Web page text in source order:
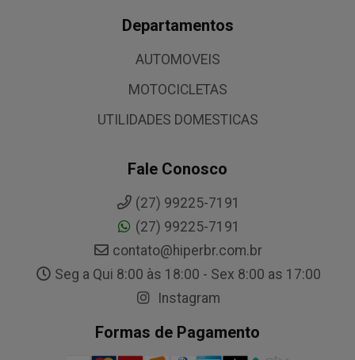
Departamentos
AUTOMOVEIS
MOTOCICLETAS
UTILIDADES DOMESTICAS
Fale Conosco
(27) 99225-7191
(27) 99225-7191
contato@hiperbr.com.br
Seg a Qui 8:00 às 18:00 - Sex 8:00 as 17:00
Instagram
Formas de Pagamento